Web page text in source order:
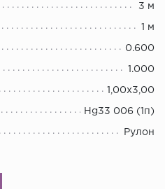
3 м
1 м
0.600
1.000
1,00х3,00
Hg33 006 (1п)
Рулон